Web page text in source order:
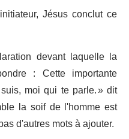
Jésus conclut ce
devant laquelle la
: Cette importante
moi qui te parle. » dit
la soif de l'homme est
d'autres mots à ajouter.